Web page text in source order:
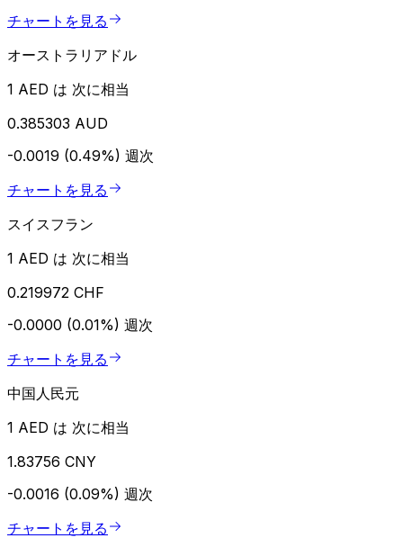
チャートを見る
オーストラリアドル
1 AED は 次に相当
0.385303 AUD
-0.0019 (0.49%) 週次
チャートを見る
スイスフラン
1 AED は 次に相当
0.219972 CHF
-0.0000 (0.01%) 週次
チャートを見る
中国人民元
1 AED は 次に相当
1.83756 CNY
-0.0016 (0.09%) 週次
チャートを見る